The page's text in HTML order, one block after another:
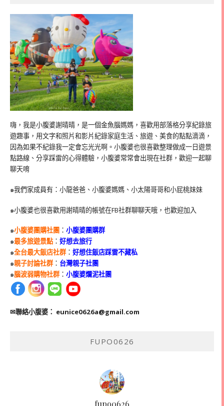
嗨，我是小腹婆謝晴晴，是一個金魚腦媽媽，喜歡用部落格分享紀錄旅
遊趣事，用文字和照片和影片紀錄家庭生活、旅遊、美食的點點滴滴，
因為如果不紀錄我一定會忘光光啊。小腹婆也很喜歡整理做成一日遊景
點路線、分享踩雷的心得體驗，小腹婆常常會出現在社群，歡迎一起聊
聊天唷
๑我們家成員有：小龍爸爸、小腹婆媽媽、小太陽哥哥和小屁桃妹妹
๑小腹婆也很喜歡用謝晴晴的帳號在FB社群聊聊天哦，也歡迎加入
๑小腹婆團購社團 ： 小腹婆團購群
๑最多旅遊景點： 好想去旅行
๑全台最大飯店社群： 好想住飯店踩雷不藏私
๑親子討論社群： 台灣親子社團
๑腦波弱購物社群： 小腹婆爛泥社團
✉聯絡小腹婆： eunice0626a@gmail.com
FUPO0626
fupo0626